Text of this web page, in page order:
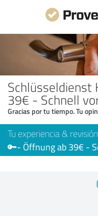
Schlüsseldienst
39€ - Schnell
Gracias por tu tiempo. Tu
Tu experiencia &
🔑- Öffnung ab 39€ -